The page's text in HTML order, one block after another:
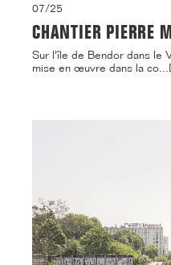
07/25
CHANTIER PIERRE
Sur l'île de Bendor dans le
mise en œuvre dans la